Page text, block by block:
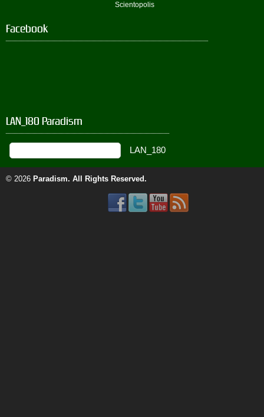
Scientopolis
Facebook
LAN_180 Paradism
© 2026 Paradism. All Rights Reserved.